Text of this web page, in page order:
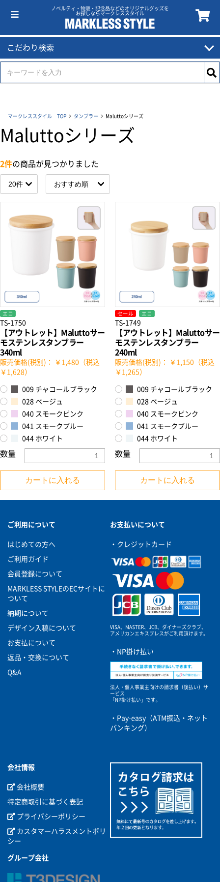
ノベルティ・物販・記念品などのオリジナルグッズを
お探しならマークレススタイル
こだわり検索
マークレススタイル TOP タンブラー Maluttoシリーズ
Maluttoシリーズ
2件の商品が見つかりました
エコ
TS-1750
【アウトレット】Maluttoサー
モステンレスタンブラー
340ml
販売価格(税別)： ￥1,480（税込
￥1,628）
009 チャコールブラック
028 ベージュ
040 スモークピンク
041 スモークブルー
044 ホワイト
数量
カートに入れる
セール エコ
TS-1749
【アウトレット】Maluttoサー
モステンレスタンブラー
240ml
販売価格(税別)： ￥1,150（税込
￥1,265）
009 チャコールブラック
028 ベージュ
040 スモークピンク
041 スモークブルー
044 ホワイト
数量
カートに入れる
お買い物を続ける カートへ進む
ご利用について
はじめての方へ
ご利用ガイド
会員登録について
MARKLESS STYLEのECサイトに
ついて
納期について
デザイン入稿について
お支払について
返品・交換について
Q&A
お支払いについて
・クレジットカード
VISA、MASTER、JCB、ダイナーズクラブ、
アメリカンエキスプレスがご利用頂けます。
・NP掛け払い
法人・個人事業主向けの請求書（後払い）サ
ービス
「NP掛け払い」です。
・Pay-easy（ATM振込・ネット
バンキング）
会社情報
会社概要
特定商取引に基づく表記
プライバシーポリシー
カスタマーハラスメントポリ
シー
グループ会社